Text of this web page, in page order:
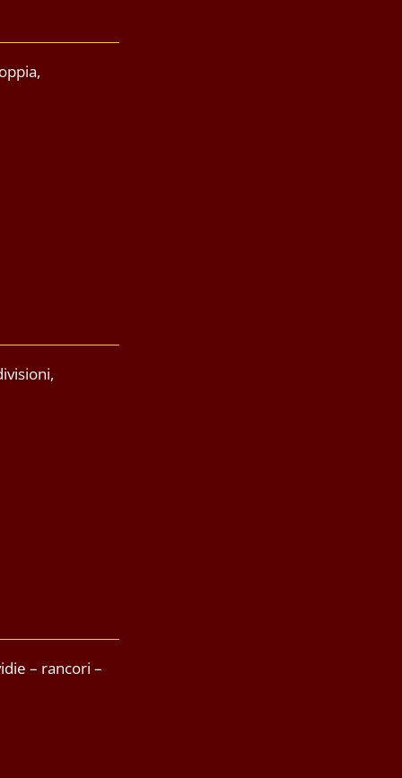
– rancori –